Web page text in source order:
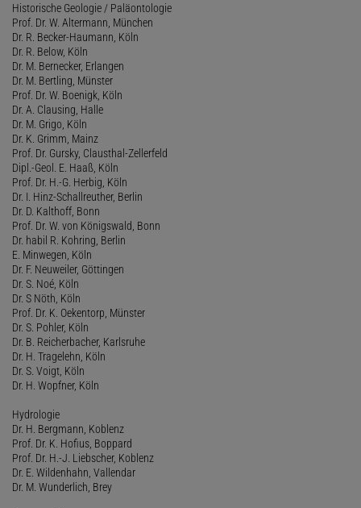
Historische Geologie / Paläontologie
Prof. Dr. W. Altermann, München
Dr. R. Becker-Haumann, Köln
Dr. R. Below, Köln
Dr. M. Bernecker, Erlangen
Dr. M. Bertling, Münster
Prof. Dr. W. Boenigk, Köln
Dr. A. Clausing, Halle
Dr. M. Grigo, Köln
Dr. K. Grimm, Mainz
Prof. Dr. Gursky, Clausthal-Zellerfeld
Dipl.-Geol. E. Haaß, Köln
Prof. Dr. H.-G. Herbig, Köln
Dr. I. Hinz-Schallreuther, Berlin
Dr. D. Kalthoff, Bonn
Prof. Dr. W. von Königswald, Bonn
Dr. habil R. Kohring, Berlin
E. Minwegen, Köln
Dr. F. Neuweiler, Göttingen
Dr. S. Noé, Köln
Dr. S Nöth, Köln
Prof. Dr. K. Oekentorp, Münster
Dr. S. Pohler, Köln
Dr. B. Reicherbacher, Karlsruhe
Dr. H. Tragelehn, Köln
Dr. S. Voigt, Köln
Dr. H. Wopfner, Köln
Hydrologie
Dr. H. Bergmann, Koblenz
Prof. Dr. K. Hofius, Boppard
Prof. Dr. H.-J. Liebscher, Koblenz
Dr. E. Wildenhahn, Vallendar
Dr. M. Wunderlich, Brey